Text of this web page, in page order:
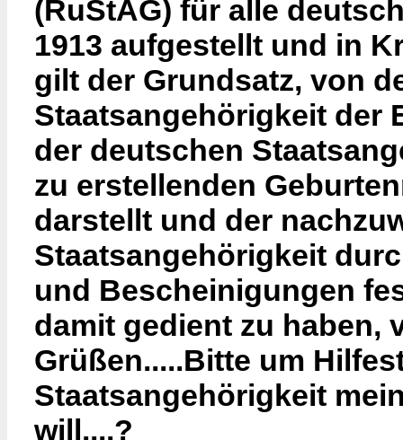
(RuStAG) für alle
1913 aufgestellt und in
gilt der Grundsatz, von
Staatsangehörigkeit der
der deutschen
zu erstellenden
darstellt und der
Staatsangehörigkeit
und Bescheinigungen
damit gedient zu haben,
Grüßen.....Bitte um
Staatsangehörigkeit
will....?